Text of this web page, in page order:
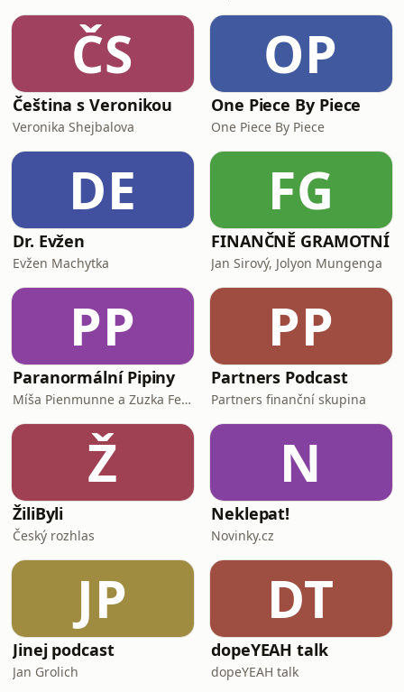
ČS
Čeština s Veronikou
Veronika Shejbalova
OP
One Piece By Piece
One Piece By Piece
DE
Dr. Evžen
Evžen Machytka
FG
FINANČNĚ GRAMOTNÍ
Jan Sirový, Jolyon Mungenga
PP
Paranormální Pipiny
Míša Pienmunne a Zuzka Fejfarová
PP
Partners Podcast
Partners finanční skupina
Ž
ŽiliByli
Český rozhlas
N
Neklepat!
Novinky.cz
JP
Jinej podcast
Jan Grolich
DT
dopeYEAH talk
dopeYEAH talk